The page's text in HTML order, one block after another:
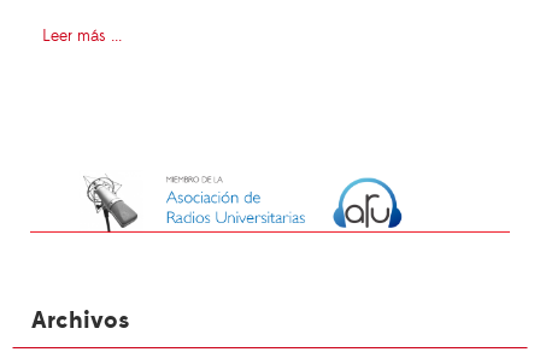
Leer más ...
Archivos